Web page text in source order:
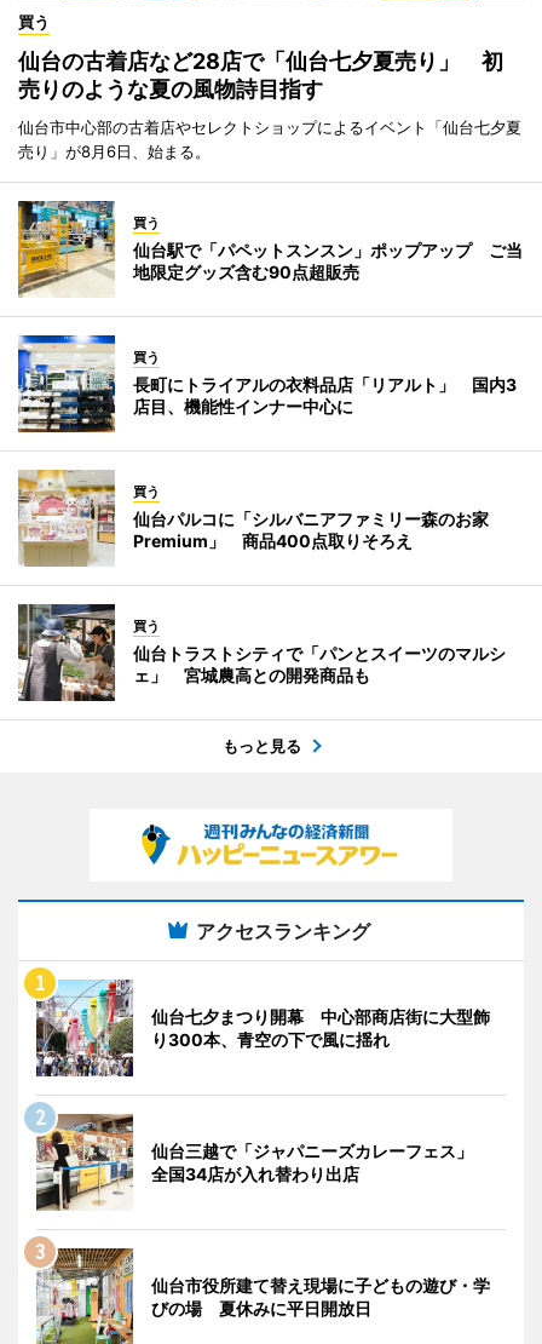
買う
仙台の古着店など28店で「仙台七夕夏売り」 初
売りのような夏の風物詩目指す
仙台市中心部の古着店やセレクトショップによるイベント「仙台七夕夏
売り」が8月6日、始まる。
買う
仙台駅で「パペットスンスン」ポップアップ ご当
地限定グッズ含む90点超販売
買う
長町にトライアルの衣料品店「リアルト」 国内3
店目、機能性インナー中心に
買う
仙台パルコに「シルバニアファミリー森のお家
Premium」 商品400点取りそろえ
買う
仙台トラストシティで「パンとスイーツのマルシ
ェ」 宮城農高との開発商品も
もっと見る
アクセスランキング
仙台七夕まつり開幕 中心部商店街に大型飾
り300本、青空の下で風に揺れ
仙台三越で「ジャパニーズカレーフェス」
全国34店が入れ替わり出店
仙台市役所建て替え現場に子どもの遊び・学
びの場 夏休みに平日開放日